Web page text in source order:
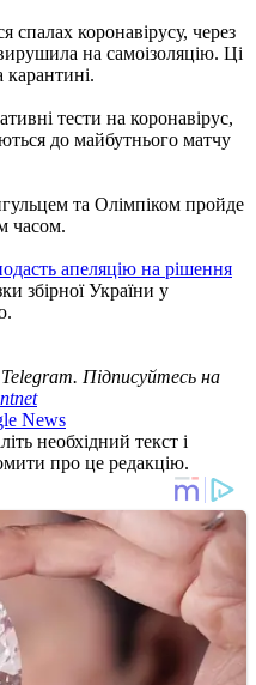
спалах коронавірусу, через
на самоізоляцію. Ці
карантині.
тести на коронавірус,
до майбутнього матчу
та ​​Олімпіком пройде
часом.
апеляцію на рішення
збірної України у
Підписуйтесь на
News
необхідний текст і
про це редакцію.